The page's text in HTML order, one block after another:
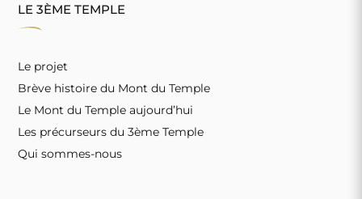
LE 3ÈME TEMPLE
Le projet
Brève histoire du Mont du Temple
Le Mont du Temple aujourd’hui
Les précurseurs du 3ème Temple
Qui sommes-nous